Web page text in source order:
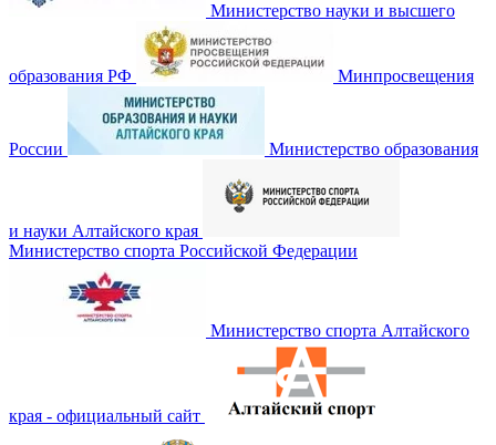
Министерство науки и высшего
образования РФ Минпросвещения
России Министерство образования
и науки Алтайского края
Министерство спорта Российской Федерации
Министерство спорта Алтайского
края - официальный сайт